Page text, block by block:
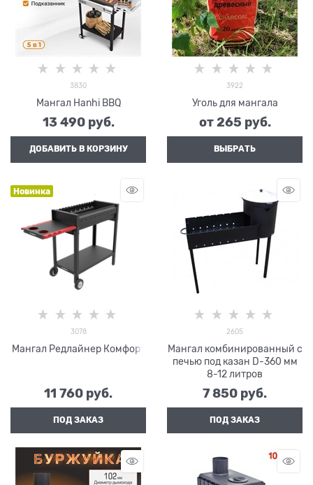
3830
Мангал Hanhi BBQ
13 490 руб.
ДОБАВИТЬ В КОРЗИНУ
3922
Уголь для мангала
от265 руб.
ВЫБРАТЬ
Новинка
3078
Мангал Редлайнер Комфорт
11 760 руб.
ПОД ЗАКАЗ
2605
Мангал комбинированный с
печью под казан D-360 мм
8-12 литров
7 850 руб.
ПОД ЗАКАЗ